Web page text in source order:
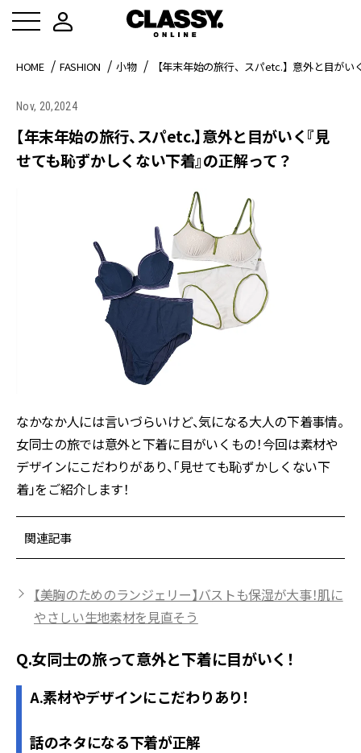
HOME FASHION 小物 【年末年始の旅行、スパetc.】意外と目が
Nov, 20,2024
【年末年始の旅行、スパetc.】意外と目がいく『見
せても恥ずかしくない下着』の正解って？
なかなか人には言いづらいけど、気になる大人の下着事情。
女同士の旅では意外と下着に目がいくもの！今回は素材や
デザインにこだわりがあり、「見せても恥ずかしくない下
着」をご紹介します！
関連記事
【美胸のためのランジェリー】バストも保湿が大事！肌に
やさしい生地素材を見直そう
Q.女同士の旅って意外と下着に目がいく！
A.素材やデザインにこだわりあり！
話のネタになる下着が正解